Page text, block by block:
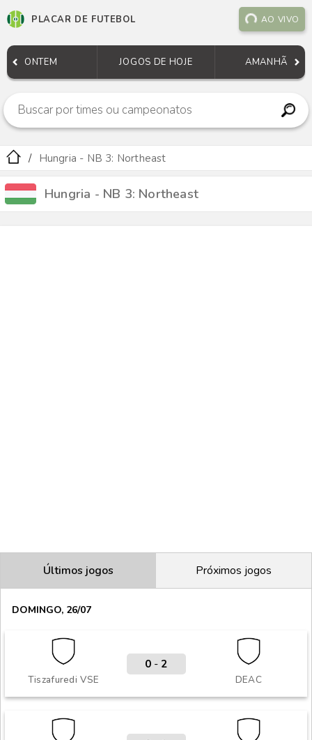
PLACAR DE FUTEBOL AO VIVO
ONTEM JOGOS DE HOJE AMANHÃ
Hungria - NB 3: Northeast
Hungria - NB 3: Northeast
Últimos jogos Próximos jogos
DOMINGO, 26/07
Tiszafuredi VSE DEAC
0 - 2